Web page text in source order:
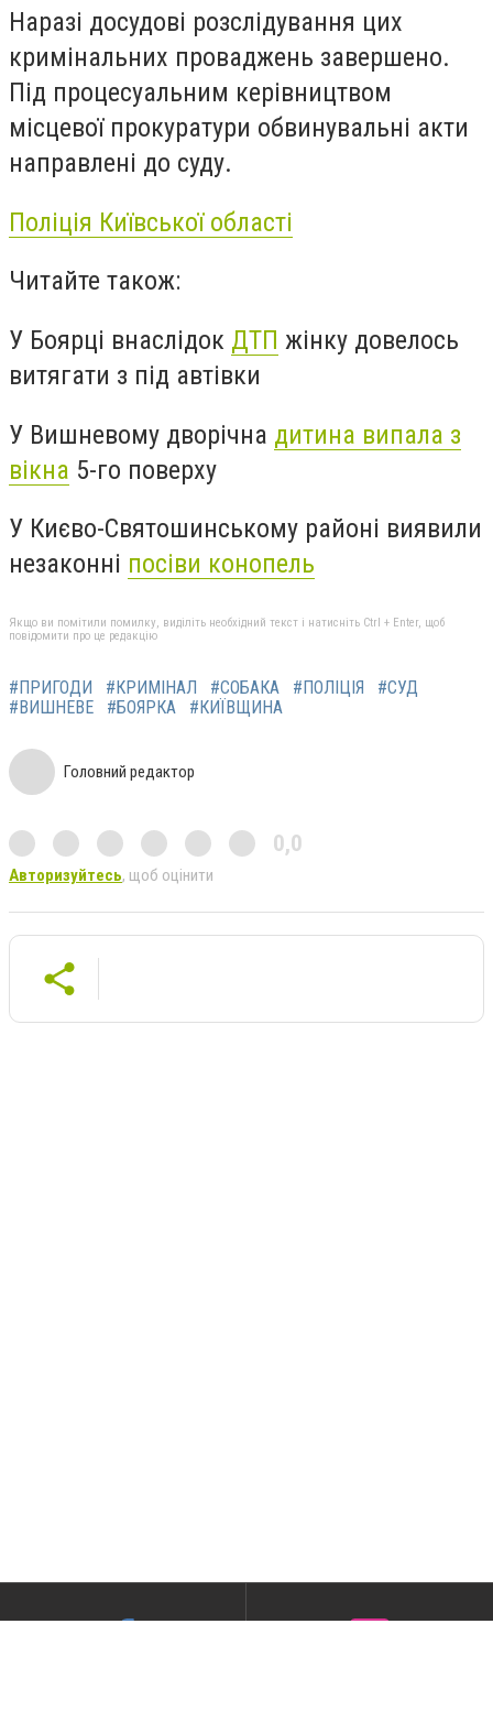
Наразі досудові розслідування цих
кримінальних проваджень завершено.
Під процесуальним керівництвом
місцевої прокуратури обвинувальні акти
направлені до суду.
Поліція Київської області
Читайте також:
У Боярці внаслідок ДТП жінку довелось
витягати з під автівки
У Вишневому дворічна дитина випала з
вікна 5-го поверху
У Києво-Святошинському районі виявили
незаконні посіви конопель
Якщо ви помітили помилку, виділіть необхідний текст і натисніть Ctrl + Enter, щоб
повідомити про це редакцію
#ПРИГОДИ #КРИМІНАЛ #СОБАКА #ПОЛІЦІЯ
#СУД
#ВИШНЕВЕ
#БОЯРКА #КИЇВЩИНА
Головний редактор
0,0
Авторизуйтесь, щоб оцінити